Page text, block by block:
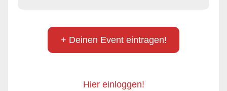
+ Deinen Event eintragen!
Hier einloggen!